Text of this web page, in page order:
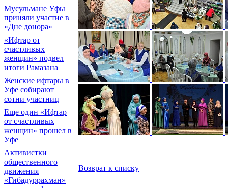
Мусульмане Уфы
приняли участие в
«Дне донора»
«Ифтар от
счастливых
женщин» подвел
итоги Рамазана
Женские ифтары в
Уфе собирают
сотни участниц
Еще один «Ифтар
от счастливых
женщин» прошел в
Уфе
Активистки
общественного
движения
«Гибадуррахман»
Возврат к списку